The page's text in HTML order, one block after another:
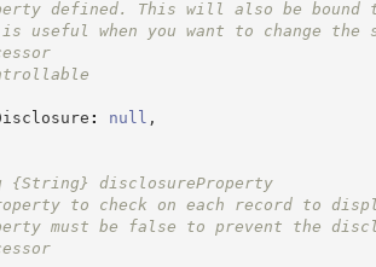
This will also be bound to
when you want to change the
: null ,
{String}
disclosureProperty
check on each record to
be false to prevent the